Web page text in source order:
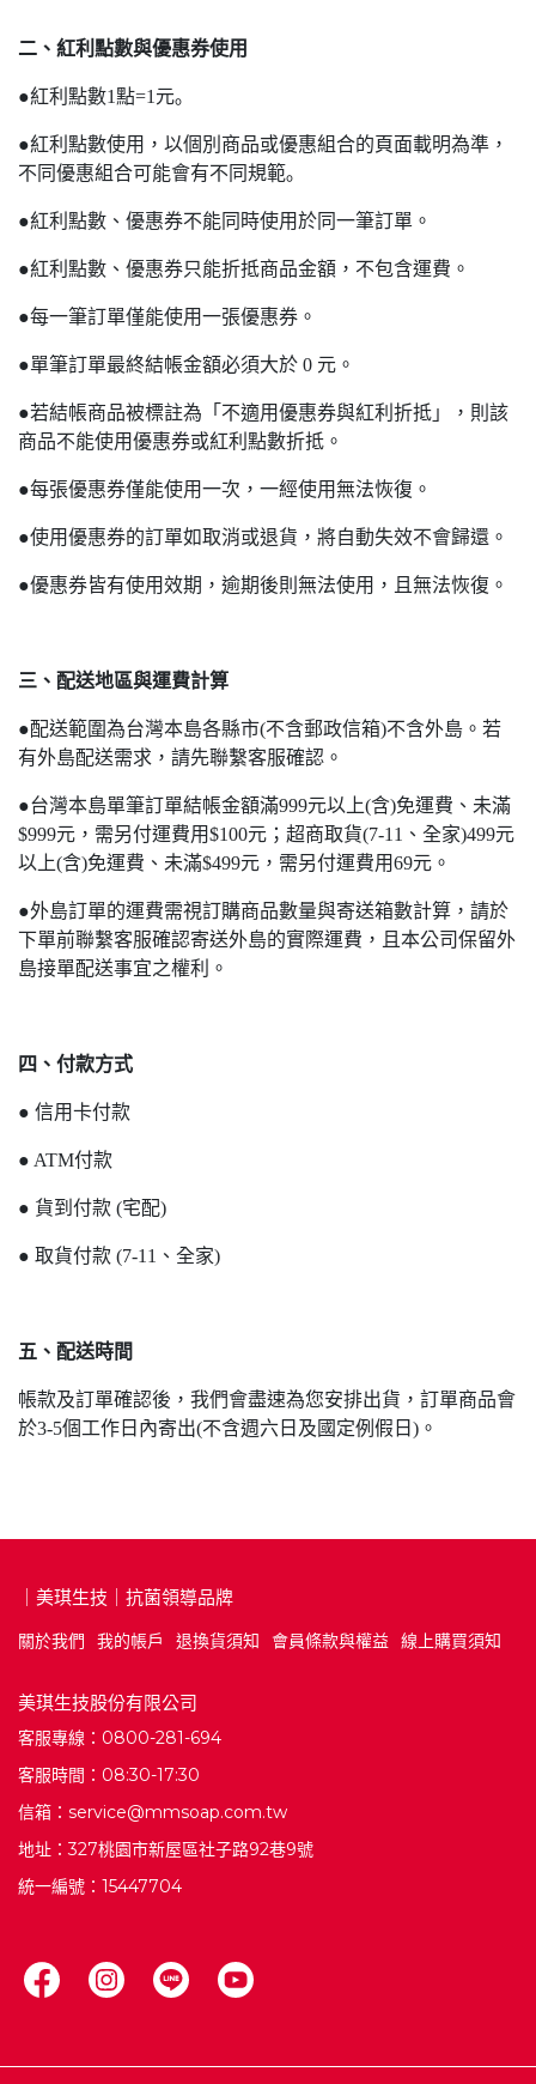
二、紅利點數與優惠券使用
●紅利點數1點=1元｡
●紅利點數使用，以個別商品或優惠組合的頁面載明為準，
不同優惠組合可能會有不同規範｡
●紅利點數、優惠券不能同時使用於同一筆訂單。
●紅利點數、優惠券只能折抵商品金額，不包含運費。
●每一筆訂單僅能使用一張優惠券。
●單筆訂單最終結帳金額必須大於 0 元。
●若結帳商品被標註為「不適用優惠券與紅利折抵」，則該
商品不能使用優惠券或紅利點數折抵。
●每張優惠券僅能使用一次，一經使用無法恢復。
●使用優惠券的訂單如取消或退貨，將自動失效不會歸還。
●優惠券皆有使用效期，逾期後則無法使用，且無法恢復。
三、配送地區與運費計算
●配送範圍為台灣本島各縣市(不含郵政信箱)不含外島。若
有外島配送需求，請先聯繫客服確認。
●台灣本島單筆訂單結帳金額滿999元以上(含)免運費、未滿
$999元，需另付運費用$100元；超商取貨(7-11、全家)499元
以上(含)免運費、未滿$499元，需另付運費用69元。
●外島訂單的運費需視訂購商品數量與寄送箱數計算，請於
下單前聯繫客服確認寄送外島的實際運費，且本公司保留外
島接單配送事宜之權利。
四、付款方式
● 信用卡付款
● ATM付款
● 貨到付款 (宅配)
● 取貨付款 (7-11、全家)
五、配送時間
帳款及訂單確認後，我們會盡速為您安排出貨，訂單商品會
於3-5個工作日內寄出(不含週六日及國定例假日)。
｜美琪生技｜抗菌領導品牌
關於我們 我的帳戶 退換貨須知 會員條款與權益 線上購買須知
美琪生技股份有限公司
客服專線：0800-281-694
客服時間：08:30-17:30
信箱：service@mmsoap.com.tw
地址：327桃園市新屋區社子路92巷9號
統一編號：15447704